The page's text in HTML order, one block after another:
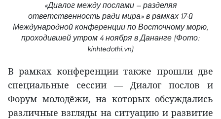
«Диалог между послами — разделяя
ответственность ради мира» в рамках 17-й
Международной конференции по Восточному морю,
проходившей утром 4 ноября в Дананге (Фото:
kinhtedothi.vn)
В рамках конференции также прошли две
специальные сессии — Диалог послов и
Форум молодёжи, на которых обсуждались
различные взгляды на ситуацию и развитие